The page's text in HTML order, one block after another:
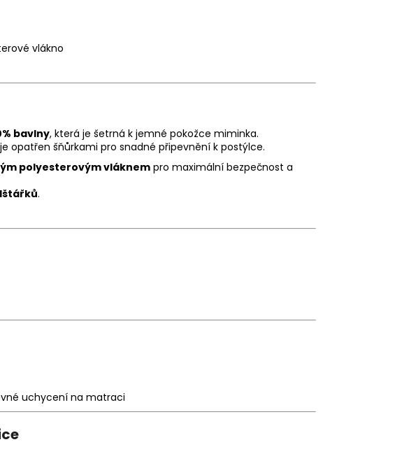
vlákno
bavlny, která je šetrná k jemné pokožce miminka.
opatřen šňůrkami pro snadné připevnění k postýlce.
polyesterovým vláknempro maximální bezpečnost a
.
uchycení na matraci